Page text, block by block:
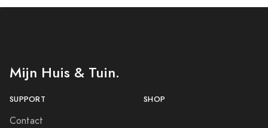
Mijn Huis & Tuin.
SUPPORT
Contact
SHOP